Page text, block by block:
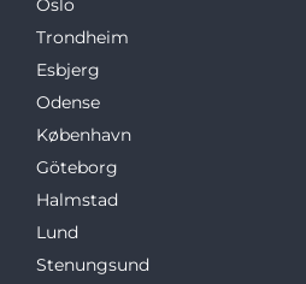
Oslo
Trondheim
Esbjerg
Odense
København
Göteborg
Halmstad
Lund
Stenungsund